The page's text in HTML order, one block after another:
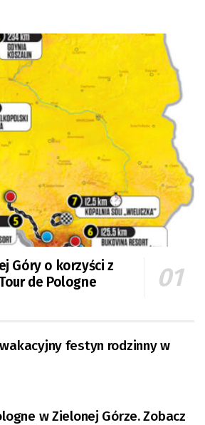
Góry o korzyści z
de Pologne
festyn rodzinny w
w Zielonej Górze. Zobacz